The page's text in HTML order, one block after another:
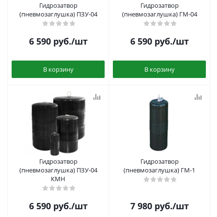
Гидрозатвор
(пневмозаглушка) ПЗУ-04
6 590руб./шт
В корзину
Гидрозатвор
(пневмозаглушка) ГМ-04
6 590руб./шт
В корзину
Гидрозатвор
(пневмозаглушка) ПЗУ-04
КМН
6 590руб./шт
Гидрозатвор
(пневмозаглушка) ГМ-1
7 980руб./шт